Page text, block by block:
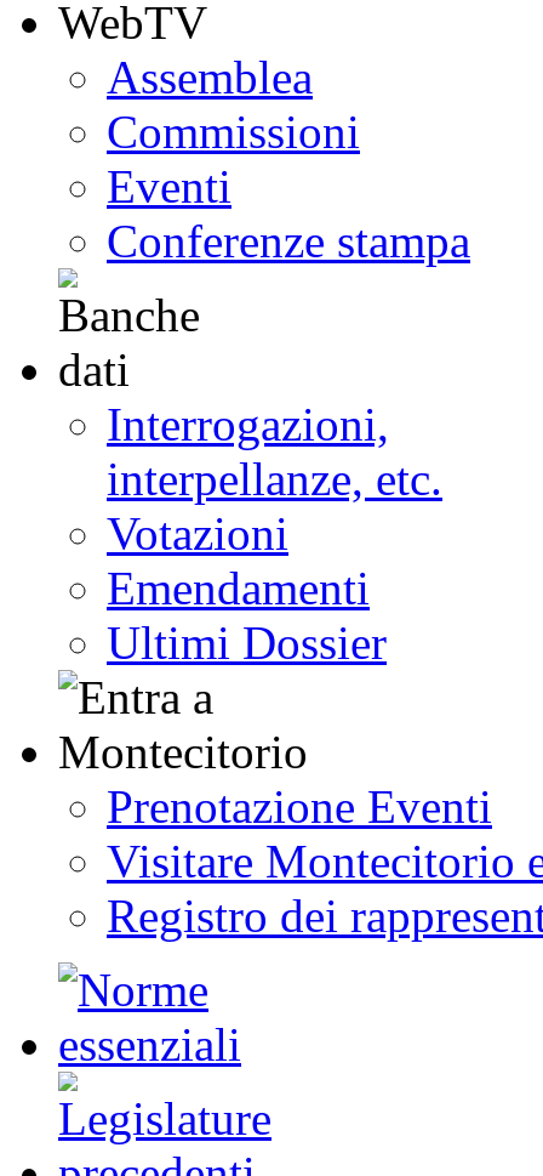
Assemblea
Commissioni
Eventi
Conferenze stampa
Interrogazioni,
interpellanze, etc.
Votazioni
Emendamenti
Ultimi Dossier
Prenotazione Eventi
Visitare Montecitorio
Registro dei